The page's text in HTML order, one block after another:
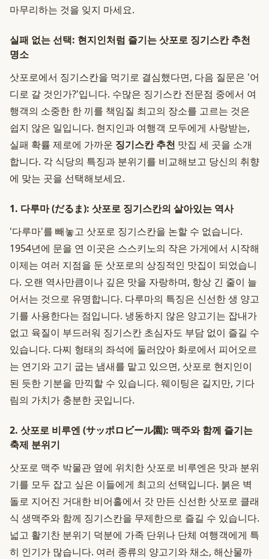
마무리하는 것을 잊지 마세요.
실패 없는 선택: 현지인처럼 즐기는 삿포로 징기스칸 추천
명소
삿포로에서 징기스칸을 먹기로 결심했다면, 다음 질문은 '어
디로 갈 것인가?'입니다. 수많은 징기스칸 전문점 중에서 여
행객의 소중한 한 끼를 책임질 최고의 장소를 고르는 것은
쉽지 않은 일입니다. 현지인과 여행객 모두에게 사랑받는,
실패 확률 제로에 가까운 징기스칸 추천 맛집 세 곳을 소개
합니다. 각 식당의 특징과 분위기를 비교해보고 당신의 취향
에 맞는 곳을 선택해보세요.
1. 다루마 (だるま): 삿포로 징기스칸의 살아있는 역사
'다루마'를 빼놓고 삿포로 징기스칸을 논할 수 없습니다.
1954년에 문을 연 이곳은 스스키노의 작은 가게에서 시작해
이제는 여러 지점을 둔 삿포로의 상징적인 맛집이 되었습니
다. 오랜 역사만큼이나 깊은 맛을 자랑하며, 항상 긴 줄이 늘
어서는 것으로 유명합니다. 다루마의 특징은 신선한 생 양고
기를 사용한다는 점입니다. 냉동하지 않은 양고기는 잡내가
없고 육질이 부드러워 징기스칸 초심자도 부담 없이 즐길 수
있습니다. 다찌 형태의 좌석에 둘러앉아 화로에서 피어오르
는 연기와 고기 굽는 냄새를 맡고 있으면, 삿포로 현지인이
된 듯한 기분을 만끽할 수 있습니다. 웨이팅은 길지만, 기다
림의 가치가 충분한 곳입니다.
2. 삿포로 비루엔 (サッポロビール園): 맥주와 함께 즐기는
축제 분위기
삿포로 맥주 박물관 옆에 위치한 삿포로 비루엔은 맛과 분위
기를 모두 잡고 싶은 이들에게 최고의 선택입니다. 붉은 벽
돌로 지어진 거대한 비어홀에서 갓 만든 신선한 삿포로 클래
식 생맥주와 함께 징기스칸을 무제한으로 즐길 수 있습니다.
넓고 활기찬 분위기 덕분에 가족 단위나 단체 여행객에게 특
히 인기가 많습니다. 여러 종류의 양고기와 채소, 해산물까